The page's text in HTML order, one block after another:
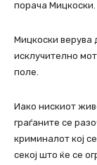
порача Мицкоски.
Мицкоски верува
исклучително
поле.
Иако нискиот
граѓаните се
криминалот кој
секој што ќе се